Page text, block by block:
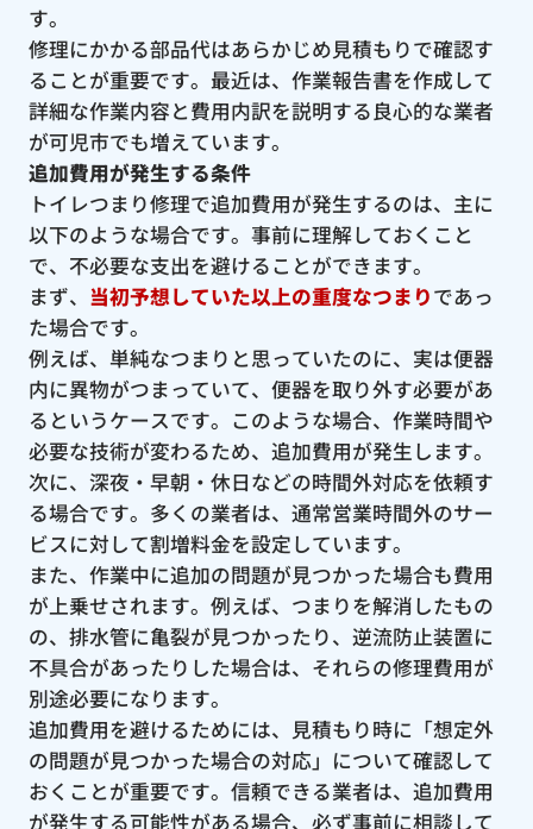
す。
修理にかかる部品代はあらかじめ見積もりで確認す
ることが重要です。最近は、作業報告書を作成して
詳細な作業内容と費用内訳を説明する良心的な業者
が可児市でも増えています。
追加費用が発生する条件
トイレつまり修理で追加費用が発生するのは、主に
以下のような場合です。事前に理解しておくこと
で、不必要な支出を避けることができます。
まず、 当初予想していた以上の重度なつまりであっ
た場合です。
例えば、単純なつまりと思っていたのに、実は便器
内に異物がつまっていて、便器を取り外す必要があ
るというケースです。このような場合、作業時間や
必要な技術が変わるため、追加費用が発生します。
次に、深夜・早朝・休日などの時間外対応を依頼す
る場合です。多くの業者は、通常営業時間外のサー
ビスに対して割増料金を設定しています。
また、作業中に追加の問題が見つかった場合も費用
が上乗せされます。例えば、つまりを解消したもの
の、排水管に亀裂が見つかったり、逆流防止装置に
不具合があったりした場合は、それらの修理費用が
別途必要になります。
追加費用を避けるためには、見積もり時に「想定外
の問題が見つかった場合の対応」について確認して
おくことが重要です。信頼できる業者は、追加費用
が発生する可能性がある場合、必ず事前に相談して